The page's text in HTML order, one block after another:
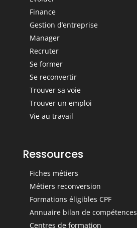
Finance
Gestion d’entreprise
Manager
Recruter
Se former
Se reconvertir
Trouver sa voie
Trouver un emploi
Vie au travail
Ressources
Fiches métiers
Métiers reconversion
Formations éligibles CPF
Annuaire bilan de compétences
Centres de formation